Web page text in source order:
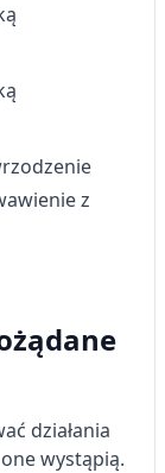
z
działania
wystąpią.